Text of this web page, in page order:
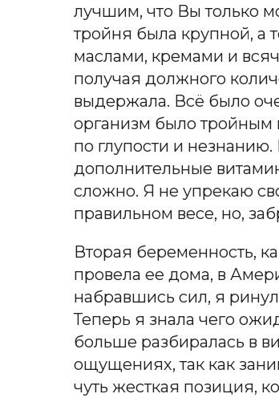
лучшим, что Вы только
тройня была крупной, а
маслами, кремами и
получая должного
выдержала. Всё было
организм было тройным
по глупости и
дополнительные
сложно. Я не упрекаю
правильном весе, но,
Вторая беременность,
провела ее дома, в
набравшись сил, я
Теперь я знала чего
больше разбиралась в
ощущениях, так как
чуть жесткая позиция,